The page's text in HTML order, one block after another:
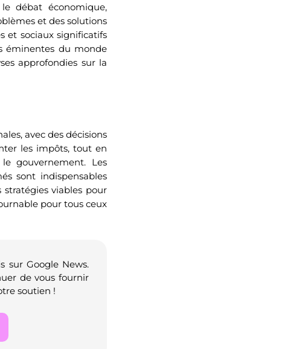
débat économique,
et des solutions
et sociaux significatifs
éminentes du monde
approfondies sur la
avec des décisions
les impôts, tout en
gouvernement. Les
sont indispensables
viables pour
pour tous ceux
sur Google News.
de vous fournir
soutien !